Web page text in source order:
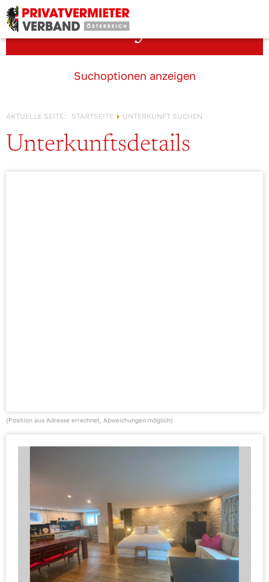
Unterkunft suchen
Suchoptionen anzeigen
AKTUELLE SEITE: STARTSEITE UNTERKUNFT SUCHEN
Unterkunftsdetails
(Position aus Adresse errechnet, Abweichungen möglich)